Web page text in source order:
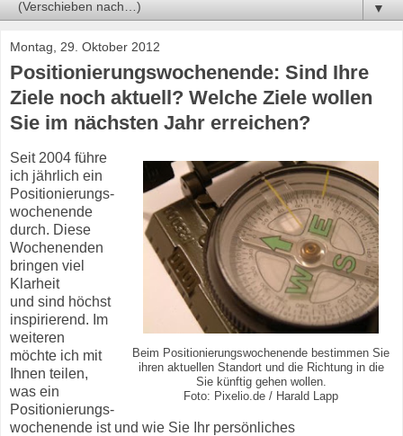
▼
Montag, 29. Oktober 2012
Positionierungswochenende: Sind Ihre
Ziele noch aktuell? Welche Ziele wollen
Sie im nächsten Jahr erreichen?
Beim Positionierungswochenende bestimmen Sie
ihren aktuellen Standort und die Richtung in die
Sie künftig gehen wollen.
Foto: Pixelio.de / Harald Lapp
Seit 2004 führe
ich jährlich ein
Positionierungs-
wochenende
durch. Diese
Wochenenden
bringen viel
Klarheit
und sind höchst
inspirierend. Im
weiteren
möchte ich mit
Ihnen teilen,
was ein
Positionierungs-
wochenende ist und wie Sie Ihr persönliches